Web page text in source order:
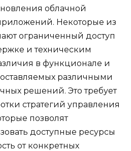
облачной
Некоторые из
ограниченный доступ
и техническим
в функционале и
различными
решений. Это требует
стратегий управления
позволят
доступные ресурсы
от конкретных